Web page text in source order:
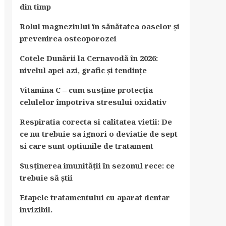
din timp
Rolul magneziului în sănătatea oaselor și
prevenirea osteoporozei
Cotele Dunării la Cernavodă în 2026:
nivelul apei azi, grafic și tendințe
Vitamina C – cum susține protecția
celulelor împotriva stresului oxidativ
Respiratia corecta si calitatea vietii: De
ce nu trebuie sa ignori o deviatie de sept
si care sunt optiunile de tratament
Susținerea imunității în sezonul rece: ce
trebuie să știi
Etapele tratamentului cu aparat dentar
invizibil.